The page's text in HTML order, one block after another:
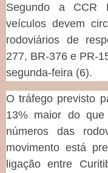
Segundo a CCR
veículos devem
rodoviários de
277, BR-376 e PR-
segunda-feira (6).
O tráfego previsto
13% maior do
números das
movimento está
ligação entre